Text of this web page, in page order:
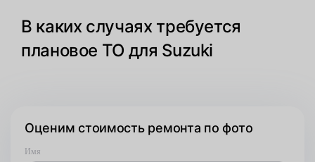
В каких случаях требуется
плановое ТО для Suzuki
Оценим стоимость ремонта по фото
Имя